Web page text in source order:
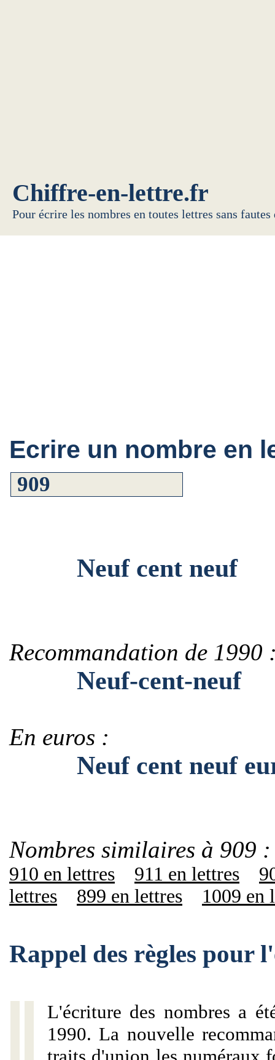
Chiffre-en-lettre.fr
Pour écrire les nombres en toutes lettres sans
Ecrire un nombre en
Neuf cent neuf
Recommandation de 1990
Neuf-cent-neuf
En euros :
Neuf cent neuf
Nombres similaires à 909 :
910 en lettres 911 en lettres
lettres
899 en lettres 1009 en
Rappel des règles pour
L'écriture des nombres a
1990. La nouvelle